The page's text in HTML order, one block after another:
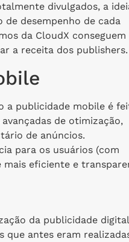
divulgados, a
desempenho de cada
da CloudX conseguem
a receita dos publishers.
a publicidade mobile é
de otimização,
de anúncios.
para os usuários (com
mais eficiente e
da publicidade
que antes eram